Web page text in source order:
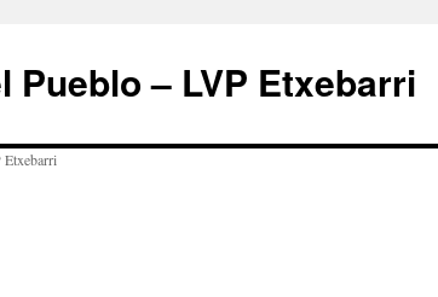
Pueblo – LVP Etxebarri